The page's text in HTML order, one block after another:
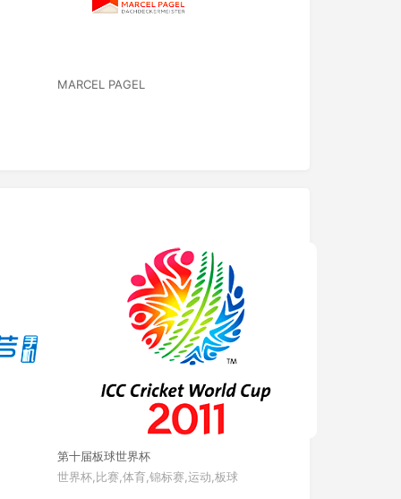
MARCEL PAGEL
第十届板球世界杯
世界杯,比赛,体育,锦标赛,运动,板球